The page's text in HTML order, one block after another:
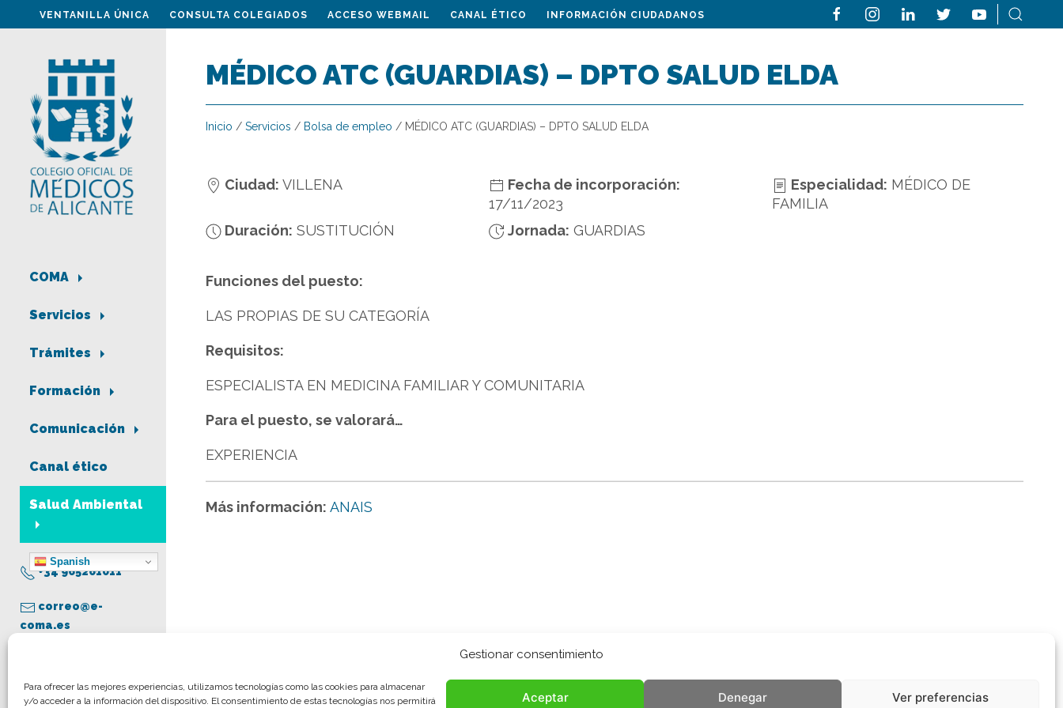
Gestionar consentimiento
Para ofrecer las mejores experiencias, utilizamos tecnologías como las cookies para almacenar
y/o acceder a la información del dispositivo. El consentimiento de estas tecnologías nos permitirá
Aceptar Denegar Ver preferencias
VENTANILLA ÚNICA CONSULTA COLEGIADOS ACCESO WEBMAIL CANAL ÉTICO INFORMACIÓN CIUDADANOS
COMA
Servicios
Trámites
Formación
Comunicación
Canal ético
Salud Ambiental
Spanish
+34 965261011
correo@e-
coma.es
Aviso legal
MÉDICO ATC (GUARDIAS) – DPTO SALUD ELDA
Inicio / Servicios / Bolsa de empleo / MÉDICO ATC (GUARDIAS) – DPTO SALUD ELDA
Ciudad: VILLENA
Fecha de incorporación:
17/11/2023
Especialidad: MÉDICO DE
FAMILIA
Duración: SUSTITUCIÓN Jornada: GUARDIAS
Funciones del puesto:
LAS PROPIAS DE SU CATEGORÍA
Requisitos:
ESPECIALISTA EN MEDICINA FAMILIAR Y COMUNITARIA
Para el puesto, se valorará…
EXPERIENCIA
Más información: ANAIS